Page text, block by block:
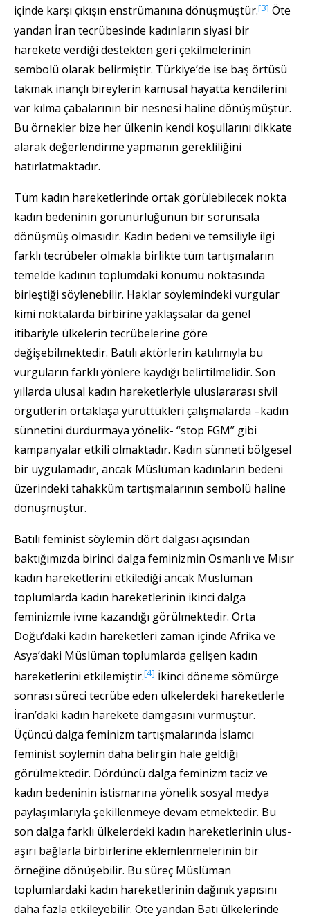
içinde karşı çıkışın enstrümanına dönüşmüştür.[3] Öte
yandan İran tecrübesinde kadınların siyasi bir
harekete verdiği destekten geri çekilmelerinin
sembolü olarak belirmiştir. Türkiye’de ise baş örtüsü
takmak inançlı bireylerin kamusal hayatta kendilerini
var kılma çabalarının bir nesnesi haline dönüşmüştür.
Bu örnekler bize her ülkenin kendi koşullarını dikkate
alarak değerlendirme yapmanın gerekliliğini
hatırlatmaktadır.
Tüm kadın hareketlerinde ortak görülebilecek nokta
kadın bedeninin görünürlüğünün bir sorunsala
dönüşmüş olmasıdır. Kadın bedeni ve temsiliyle ilgi
farklı tecrübeler olmakla birlikte tüm tartışmaların
temelde kadının toplumdaki konumu noktasında
birleştiği söylenebilir. Haklar söylemindeki vurgular
kimi noktalarda birbirine yaklaşsalar da genel
itibariyle ülkelerin tecrübelerine göre
değişebilmektedir. Batılı aktörlerin katılımıyla bu
vurguların farklı yönlere kaydığı belirtilmelidir. Son
yıllarda ulusal kadın hareketleriyle uluslararası sivil
örgütlerin ortaklaşa yürüttükleri çalışmalarda –kadın
sünnetini durdurmaya yönelik- “stop FGM” gibi
kampanyalar etkili olmaktadır. Kadın sünneti bölgesel
bir uygulamadır, ancak Müslüman kadınların bedeni
üzerindeki tahakküm tartışmalarının sembolü haline
dönüşmüştür.
Batılı feminist söylemin dört dalgası açısından
baktığımızda birinci dalga feminizmin Osmanlı ve Mısır
kadın hareketlerini etkilediği ancak Müslüman
toplumlarda kadın hareketlerinin ikinci dalga
feminizmle ivme kazandığı görülmektedir. Orta
Doğu’daki kadın hareketleri zaman içinde Afrika ve
Asya’daki Müslüman toplumlarda gelişen kadın
hareketlerini etkilemiştir.[4] İkinci döneme sömürge
sonrası süreci tecrübe eden ülkelerdeki hareketlerle
İran’daki kadın harekete damgasını vurmuştur.
Üçüncü dalga feminizm tartışmalarında İslamcı
feminist söylemin daha belirgin hale geldiği
görülmektedir. Dördüncü dalga feminizm taciz ve
kadın bedeninin istismarına yönelik sosyal medya
paylaşımlarıyla şekillenmeye devam etmektedir. Bu
son dalga farklı ülkelerdeki kadın hareketlerinin ulus-
aşırı bağlarla birbirlerine eklemlenmelerinin bir
örneğine dönüşebilir. Bu süreç Müslüman
toplumlardaki kadın hareketlerinin dağınık yapısını
daha fazla etkileyebilir. Öte yandan Batı ülkelerinde